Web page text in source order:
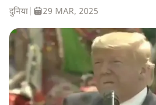
दुनिया 29 MAR, 2025